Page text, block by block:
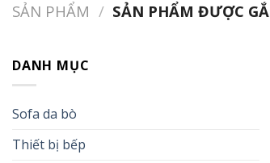
SẢN PHẨM / SẢN PHẨM ĐƯỢC
DANH MỤC
Sofa da bò
Thiết bị bếp